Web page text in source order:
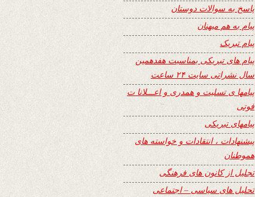
پاسخ به سوالات دوستان
پیام به هم میهنان
پیام تبریک
پیام های تبریکی بمناسبت هفدهمین
سال نشراتی سایت ۲۴ ساعت
پیامها ی تسلیت و همدری و اعـــلانا ت
فوتی
پیامهای تبریکی
پیشنهادات ، انتقادات و خواسته های
هموطنان
تجلیل از کانون های فرهنگی
تحلیل های سیاسی – اجتماعی